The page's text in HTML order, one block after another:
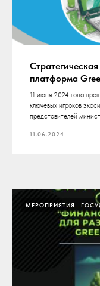
платформа
11 июня 2024 года
ключевых игроков
представителей
11.06.2024
МЕРОПРИЯТИЯ